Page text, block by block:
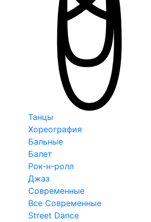
Танцы
Хореография
Бальные
Балет
Рок-н-ролл
Джаз
Современные
Все Современные
Street Dance